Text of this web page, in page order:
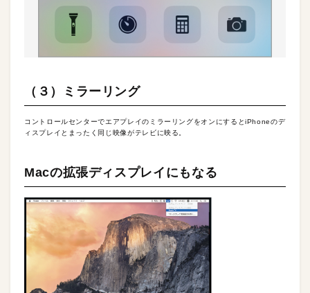
（３）ミラーリング
コントロールセンターでエアプレイのミラーリングをオンにするとiPhoneのデ
ィスプレイとまったく同じ映像がテレビに映る。
Macの拡張ディスプレイにもなる